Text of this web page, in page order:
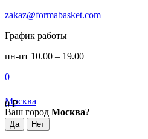
zakaz@formabasket.com
График работы
пн-пт 10.00 – 19.00
0
0₽
Москва
Ваш город Москва?